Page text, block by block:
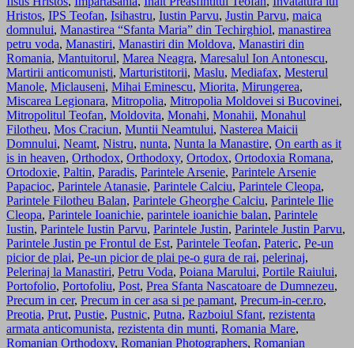
Hristos, IPS Teofan, Isihastru, Iustin Parvu, Justin Parvu, maica
domnului, Manastirea “Sfanta Maria” din Techirghiol, manastirea
petru voda, Manastiri, Manastiri din Moldova, Manastiri din
Romania, Mantuitorul, Marea Neagra, Maresalul Ion Antonescu,
Martirii anticomunisti, Marturistitorii, Maslu, Mediafax, Mesterul
Manole, Miclauseni, Mihai Eminescu, Miorita, Mirungerea,
Miscarea Legionara, Mitropolia, Mitropolia Moldovei si Bucovinei,
Mitropolitul Teofan, Moldovita, Monahi, Monahii, Monahul
Filotheu, Mos Craciun, Muntii Neamtului, Nasterea Maicii
Domnului, Neamt, Nistru, nunta, Nunta la Manastire, On earth as it
is in heaven, Orthodox, Orthodoxy, Ortodox, Ortodoxia Romana,
Ortodoxie, Paltin, Paradis, Parintele Arsenie, Parintele Arsenie
Papacioc, Parintele Atanasie, Parintele Calciu, Parintele Cleopa,
Parintele Filotheu Balan, Parintele Gheorghe Calciu, Parintele Ilie
Cleopa, Parintele Ioanichie, parintele ioanichie balan, Parintele
Iustin, Parintele Iustin Parvu, Parintele Justin, Parintele Justin Parvu,
Parintele Justin pe Frontul de Est, Parintele Teofan, Pateric, Pe-un
picior de plai, Pe-un picior de plai pe-o gura de rai, pelerinaj,
Pelerinaj la Manastiri, Petru Voda, Poiana Marului, Portile Raiului,
Portofolio, Portofoliu, Post, Prea Sfanta Nascatoare de Dumnezeu,
Precum in cer, Precum in cer asa si pe pamant, Precum-in-cer.ro,
Preotia, Prut, Pustie, Pustnic, Putna, Razboiul Sfant, rezistenta
armata anticomunista, rezistenta din munti, Romania Mare,
Romanian Orthodoxy, Romanian Photographers, Romanian